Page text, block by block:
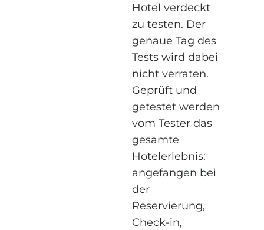
Hotel verdeckt
zu testen. Der
genaue Tag des
Tests wird dabei
nicht verraten.
Geprüft und
getestet werden
vom Tester das
gesamte
Hotelerlebnis:
angefangen bei
der
Reservierung,
Check-in,